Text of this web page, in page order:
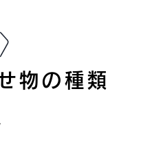
物の種類